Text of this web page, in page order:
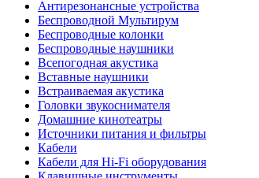
Антирезонансные устройства
Беспроводной Мультирум
Беспроводные колонки
Беспроводные наушники
Всепогодная акустика
Вставные наушники
Встраиваемая акустика
Головки звукоснимателя
Домашние кинотеатры
Источники питания и фильтры
Кабели
Кабели для Hi-Fi оборудования